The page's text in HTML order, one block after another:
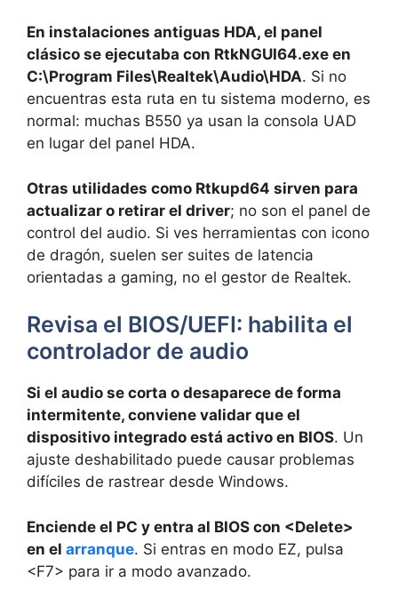
En instalaciones antiguas HDA, el panel
clásico se ejecutaba con RtkNGUI64.exe en
C:\Program Files\Realtek\Audio\HDA. Si no
encuentras esta ruta en tu sistema moderno, es
normal: muchas B550 ya usan la consola UAD
en lugar del panel HDA.
Otras utilidades como Rtkupd64 sirven para
actualizar o retirar el driver; no son el panel de
control del audio. Si ves herramientas con icono
de dragón, suelen ser suites de latencia
orientadas a gaming, no el gestor de Realtek.
Revisa el BIOS/UEFI: habilita el
controlador de audio
Si el audio se corta o desaparece de forma
intermitente, conviene validar que el
dispositivo integrado está activo en BIOS. Un
ajuste deshabilitado puede causar problemas
difíciles de rastrear desde Windows.
Enciende el PC y entra al BIOS con <Delete>
en el arranque. Si entras en modo EZ, pulsa
<F7> para ir a modo avanzado.